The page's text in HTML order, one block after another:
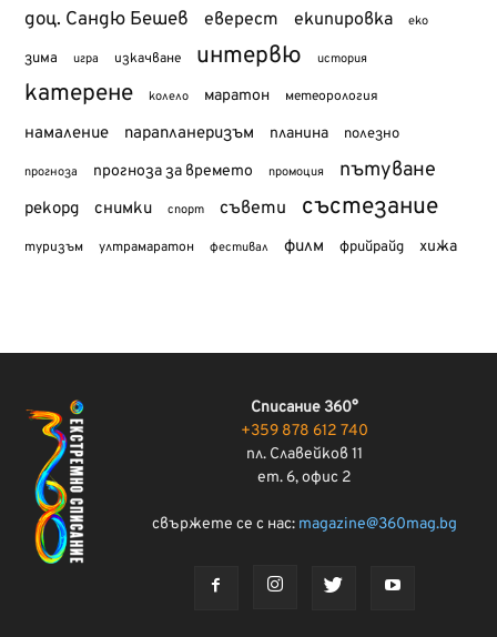
доц. Сандю Бешев еверест екипировка еко
зима игра изкачване интервю история
катерене колело маратон метеорология
намаление парапланеризъм планина полезно
прогноза прогноза за времето промоция пътуване
рекорд снимки спорт съвети състезание
туризъм ултрамаратон фестивал филм фрийрайд хижа
Списание 360°
+359 878 612 740
пл. Славейков 11
ет. 6, офис 2
свържете се с нас: magazine@360mag.bg